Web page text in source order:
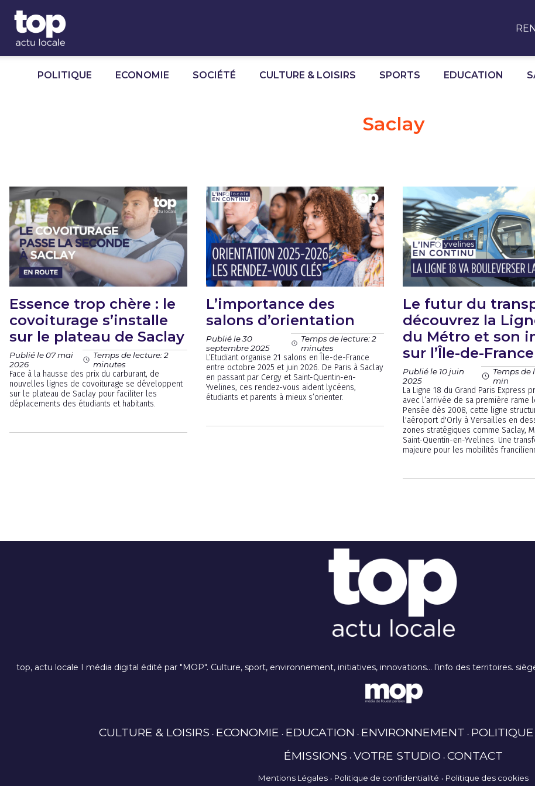
POLITIQUE ECONOMIE SOCIÉTÉ CULTURE & LOISIRS SPORTS EDUCATION
Saclay
Essence trop chère : le
covoiturage s’installe
sur le plateau de Saclay
Publié le 07 mai
2026
Temps de lecture: 2
minutes
Face à la hausse des prix du carburant, de
nouvelles lignes de covoiturage se développent
sur le plateau de Saclay pour faciliter les
déplacements des étudiants et habitants.
L’importance des
salons d’orientation
Publié le 30
septembre 2025
Temps de lecture: 2
minutes
L’Etudiant organise 21 salons en Île-de-France
entre octobre 2025 et juin 2026. De Paris à Saclay
en passant par Cergy et Saint-Quentin-en-
Yvelines, ces rendez-vous aident lycéens,
étudiants et parents à mieux s’orienter.
Le futur du
découvrez la
du Métro et son
sur l’Île-de-France
Publié le 10 juin
2025
Temps de
min
La Ligne 18 du Grand Paris Express
avec l’arrivée de sa première rame
Pensée dès 2008, cette ligne
l'aéroport d'Orly à Versailles en
zones stratégiques comme Saclay,
Saint-Quentin-en-Yvelines. Une
majeure pour les mobilités
top, actu locale I média digital édité par "MOP". Culture, sport, environnement, initiatives, innovations… l’info des territoires.
CULTURE & LOISIRS ECONOMIE EDUCATION ENVIRONNEMENT POLITIQUE
ÉMISSIONS VOTRE STUDIO CONTACT
Mentions Légales Politique de confidentialité Politique des cookies